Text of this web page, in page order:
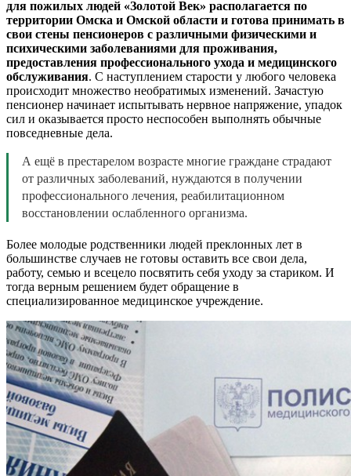
для пожилых людей «Золотой Век» располагается по
территории Омска и Омской области и готова принимать в
свои стены пенсионеров с различными физическими и
психическими заболеваниями для проживания,
предоставления профессионального ухода и медицинского
обслуживания. С наступлением старости у любого человека
происходит множество необратимых изменений. Зачастую
пенсионер начинает испытывать нервное напряжение, упадок
сил и оказывается просто неспособен выполнять обычные
повседневные дела.
А ещё в престарелом возрасте многие граждане страдают
от различных заболеваний, нуждаются в получении
профессионального лечения, реабилитационном
восстановлении ослабленного организма.
Более молодые родственники людей преклонных лет в
большинстве случаев не готовы оставить все свои дела,
работу, семью и всецело посвятить себя уходу за стариком. И
тогда верным решением будет обращение в
специализированное медицинское учреждение.